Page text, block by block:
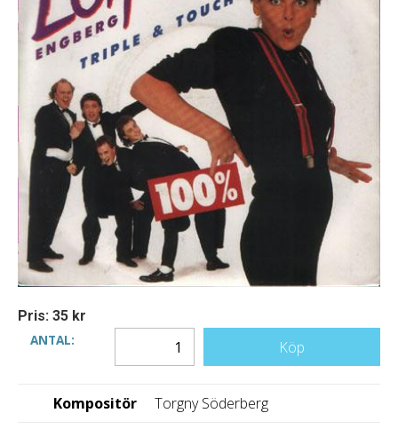
Pris: 35 kr
ANTAL:
Köp
Kompositör
Torgny Söderberg